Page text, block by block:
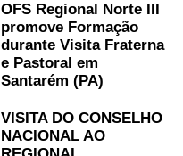
OFS Regional Norte III
promove Formação
durante Visita Fraterna
e Pastoral em
Santarém (PA)
VISITA DO CONSELHO
NACIONAL AO